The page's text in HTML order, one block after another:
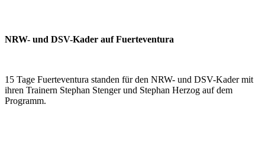
NRW- und DSV-Kader auf Fuerteventura
15 Tage Fuerte­ventura standen für den NRW- und DSV-Kader mit
ihren Trainern Stephan Stenger und Stephan Herzog auf dem
Programm.